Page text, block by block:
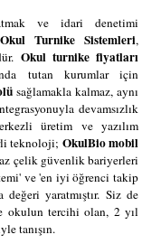
ve idari denetimi
Turnike Sistemleri,
Okul turnike fiyatları
tutan kurumlar için
sağlamakla kalmaz, aynı
devamsızlık
üretim ve yazılım
teknoloji; OkulBio mobil
çelik güvenlik bariyerleri
ve 'en iyi öğrenci takip
değeri yaratmıştır. Siz de
okulun tercihi olan, 2 yıl
tanışın.